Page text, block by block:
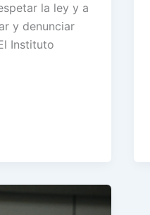
la ley y a
y denunciar
Instituto